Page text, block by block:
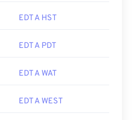
EDT A HST
EDT A PDT
EDT A WAT
EDT A WEST